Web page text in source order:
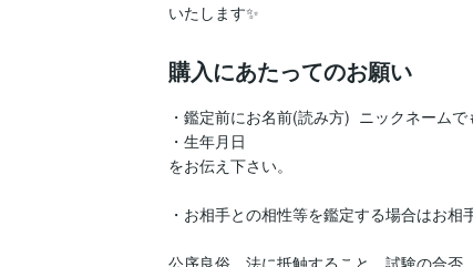
いたします✨
購入にあたってのお願い
・鑑定前にお名前(読み方)  ニックネームで
・生年月日
をお伝え下さい。
・お相手との相性等を鑑定する場合はお相
公序良俗、法に抵触すること、試験の合否